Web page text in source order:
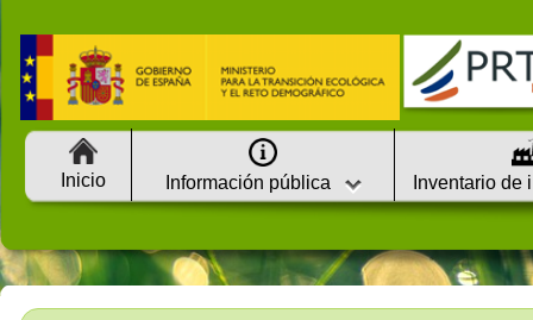
Inicio Información pública Inventario de